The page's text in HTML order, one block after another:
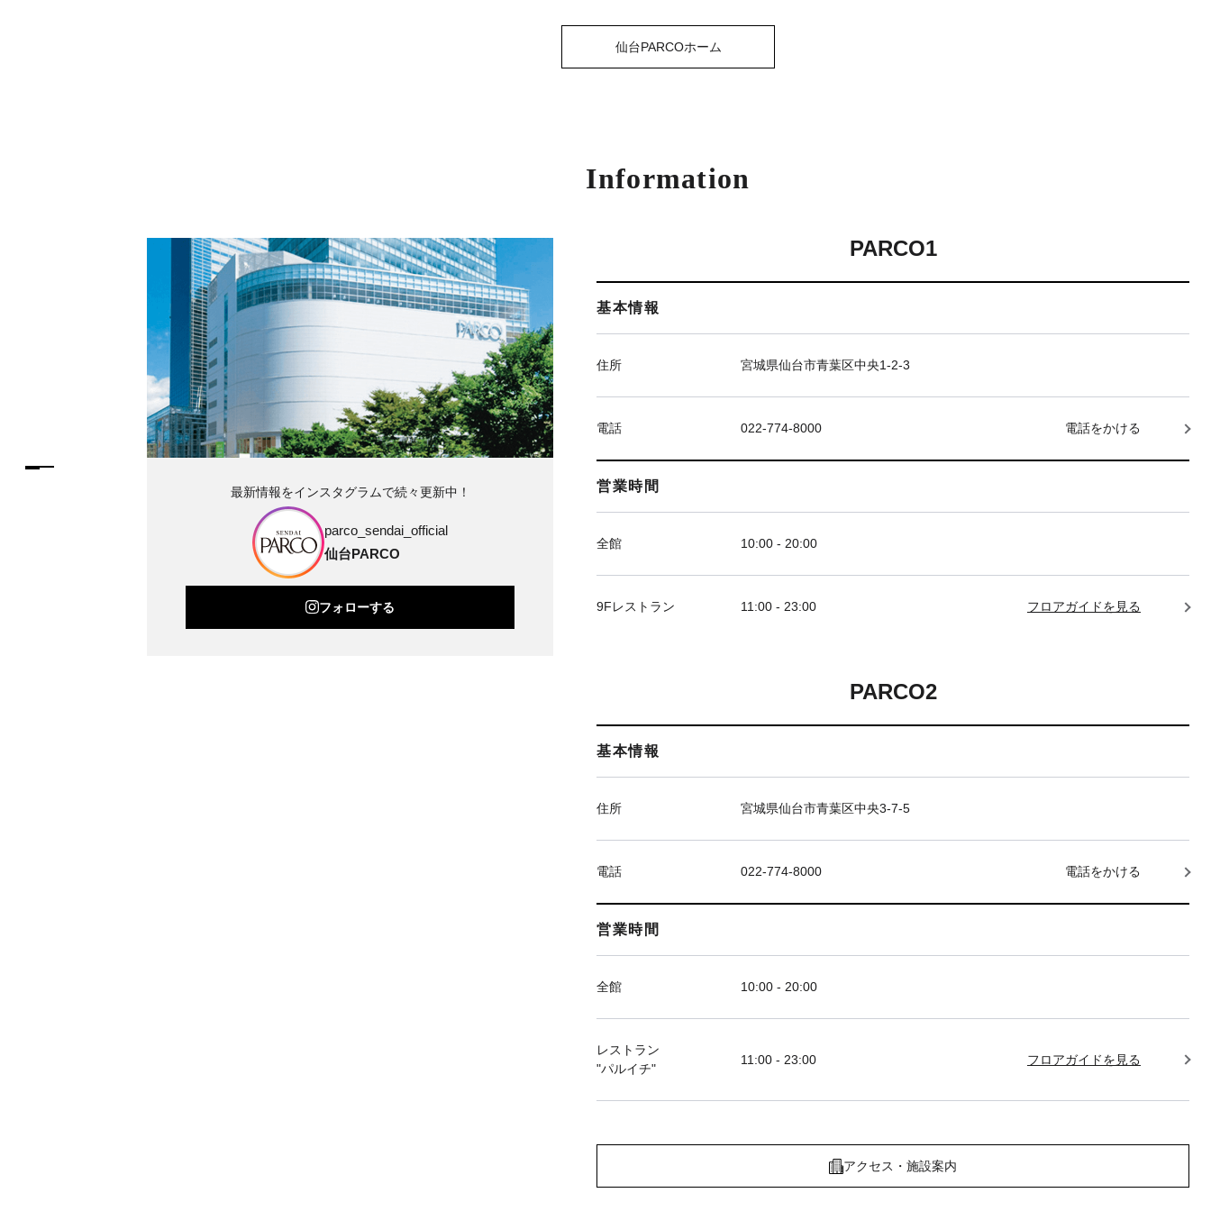
仙台PARCOホーム
Information
PARCO1
基本情報
住所 宮城県仙台市青葉区中央1-2-3
電話 022-774-8000 電話をかける
営業時間
全館 10:00 - 20:00
9Fレストラン 11:00 - 23:00 フロアガイドを見る
PARCO2
基本情報
住所 宮城県仙台市青葉区中央3-7-5
電話 022-774-8000 電話をかける
営業時間
全館 10:00 - 20:00
レストラン
"パルイチ"
11:00 - 23:00 フロアガイドを見る
アクセス・施設案内
最新情報をインスタグラムで続々更新中！
parco_sendai_official
仙台PARCO
フォローする